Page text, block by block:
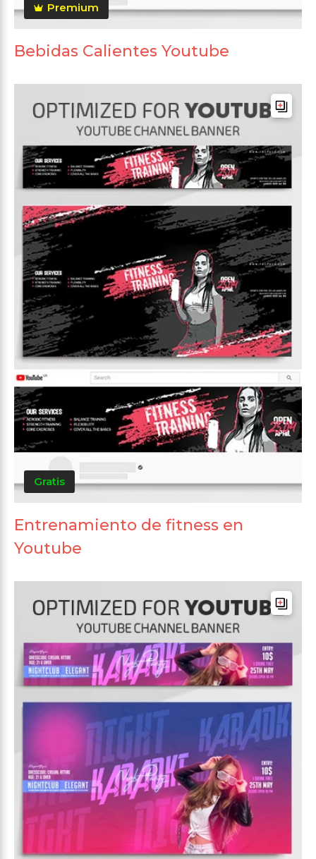
Premium
Bebidas Calientes Youtube
Gratis
Entrenamiento de fitness en
Youtube